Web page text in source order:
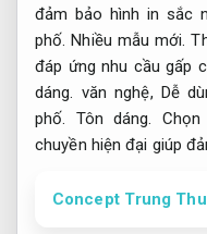
đảm bảo hình in sắc
phố. Nhiều mẫu mới.
đáp ứng nhu cầu gấp
dáng. văn nghệ, Dễ
phố.
Tôn dáng.
chuyền hiện đại giúp
Concept Trung